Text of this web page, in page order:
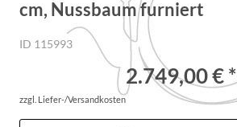
cm, Nussbaum furniert
ID 115993
2.749,00 € *
zzgl. Liefer-/Versandkosten